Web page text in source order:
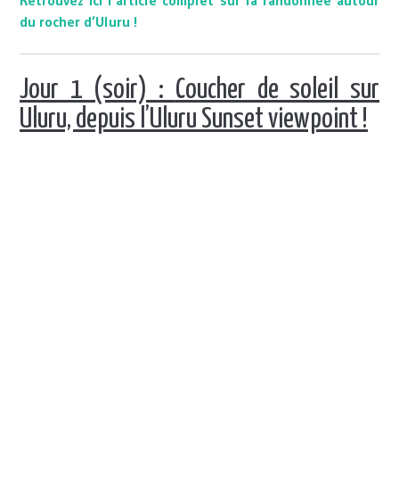
du rocher d’Uluru !
Jour 1 (soir) : Coucher de soleil sur
Uluru, depuis l’Uluru Sunset viewpoint !